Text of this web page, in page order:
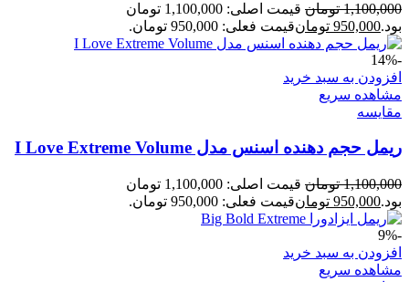
1,100,000 تومان
قیمت اصلی: 1,100,000 تومان
بود.950,000 تومانقیمت فعلی: 950,000 تومان.
-14%
افزودن به سبد خرید
مشاهده سریع
مقایسه
ریمل حجم دهنده اسنس مدل I Love Extreme Volume
1,100,000 تومان
قیمت اصلی: 1,100,000 تومان
بود.950,000 تومانقیمت فعلی: 950,000 تومان.
-9%
افزودن به سبد خرید
مشاهده سریع